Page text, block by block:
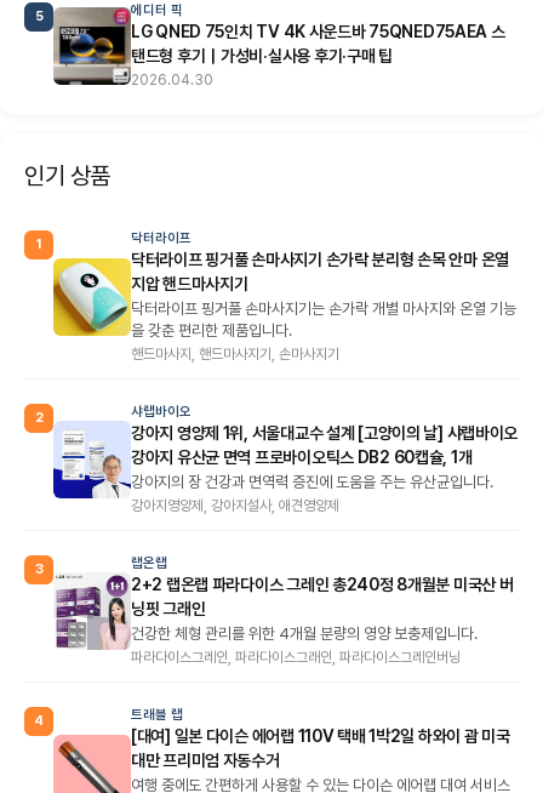
5 에디터 픽
LG QNED 75인치 TV 4K 사운드바 75QNED75AEA 스
탠드형 후기｜가성비·실사용 후기·구매 팁
2026.04.30
인기 상품
1 닥터라이프
닥터라이프 핑거풀 손마사지기 손가락 분리형 손목 안마 온열
지압 핸드마사지기
닥터라이프 핑거풀 손마사지기는 손가락 개별 마사지와 온열 기능
을 갖춘 편리한 제품입니다.
핸드마사지, 핸드마사지기, 손마사지기
2 샤랩바이오
강아지 영양제 1위, 서울대교수 설계 [고양이의 날] 샤랩바이오
강아지 유산균 면역 프로바이오틱스 DB2 60캡슐, 1개
강아지의 장 건강과 면역력 증진에 도움을 주는 유산균입니다.
강아지영양제, 강아지설사, 애견영양제
3 랩온랩
2+2 랩온랩 파라다이스 그레인 총240정 8개월분 미국산 버
닝핏 그래인
건강한 체형 관리를 위한 4개월 분량의 영양 보충제입니다.
파라다이스그레인, 파라다이스그래인, 파라다이스그레인버닝
4 트래블 랩
[대여] 일본 다이슨 에어랩 110V 택배 1박2일 하와이 괌 미국
대만 프리미엄 자동수거
여행 중에도 간편하게 사용할 수 있는 다이슨 에어랩 대여 서비스